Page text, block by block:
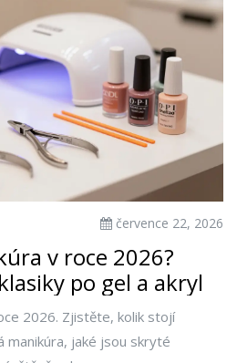
července 22, 2026
v roce 2026?
po gel a akryl
2026. Zjistěte, kolik stojí
manikúra, jaké jsou skryté